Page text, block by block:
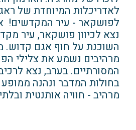
לאדריכלות המיוחדת של
לפושקאר - עיר המקדשים!
נצא לכיוון פושקאר, עיר
השוכנת על חוף אגם קדוש.
מרהיבים נשמע את צלילי
המסורתיים. בערב, נצא
בחולות המדבר ונהנה ממופע
מרהיב - חוויה אותנטית